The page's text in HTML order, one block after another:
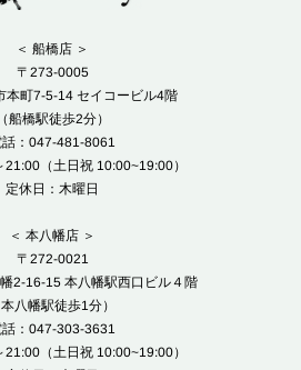
＜ 船橋店 ＞
〒273-0005
本町7-5-14 セイコービル4階
（船橋駅徒歩2分）
話：047-481-8061
（土日祝 10:00~19:00）
定休日：木曜日
＜ 本八幡店 ＞
〒272-0021
2-16-15 本八幡駅西口ビル４階
本八幡駅徒歩1分）
話：047-303-3631
（土日祝 10:00~19:00）